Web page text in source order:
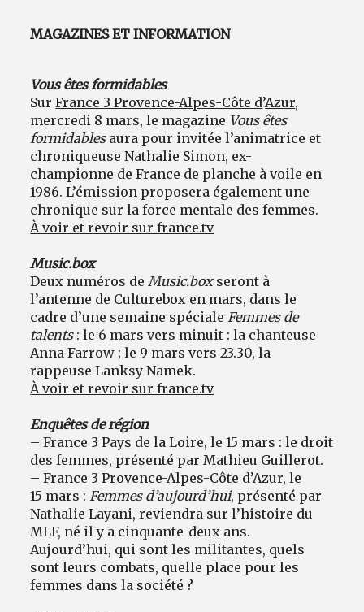
MAGAZINES ET INFORMATION
Vous êtes formidables
SurFrance 3 Provence-Alpes-Côte d’Azur,
mercredi 8 mars, le magazine Vous êtes
formidablesaura pour invitée l’animatrice et
chroniqueuse Nathalie Simon, ex-
championne de France de planche à voile en
1986. L’émission proposera également une
chronique sur la force mentale des femmes.
À voir et revoir sur france.tv
Music.box
Deux numéros deMusic.boxseront à
l’antenne de Culturebox en mars, dans le
cadre d’une semaine spécialeFemmes de
talents: le 6 mars vers minuit : la chanteuse
Anna Farrow ; le 9 mars vers 23.30, la
rappeuse Lanksy Namek.
À voir et revoir sur france.tv
Enquêtes de région
– France 3 Pays de la Loire, le 15 mars : le droit
des femmes, présenté par Mathieu Guillerot.
– France 3 Provence-Alpes-Côte d’Azur, le
15 mars :Femmes d’aujourd’hui, présenté par
Nathalie Layani, reviendra sur l’histoire du
MLF, né il y a cinquante-deux ans.
Aujourd’hui, qui sont les militantes, quels
sont leurs combats, quelle place pour les
femmes dans la société ?